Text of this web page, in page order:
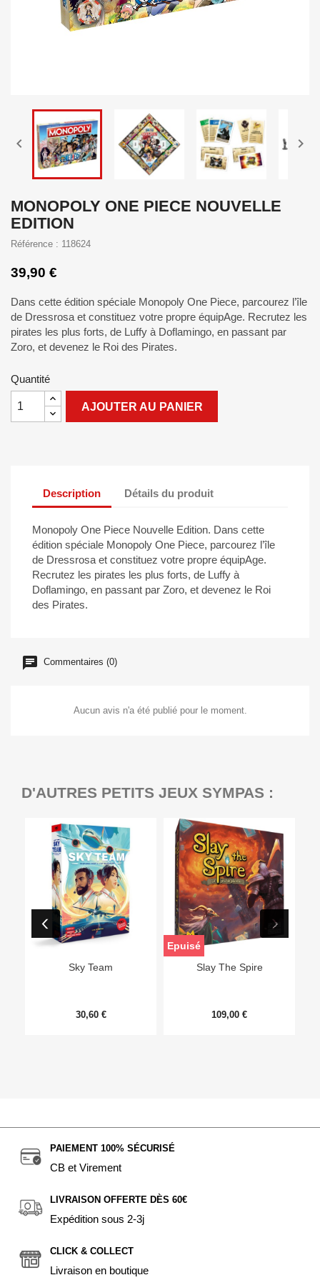
 
MONOPOLY ONE PIECE NOUVELLE
EDITION
Référence : 118624
39,90 €
Dans cette édition spéciale Monopoly One Piece, parcourez l’île
de Dressrosa et constituez votre propre équipAge. Recrutez les
pirates les plus forts, de Luffy à Doflamingo, en passant par
Zoro, et devenez le Roi des Pirates.
Quantité
AJOUTER AU PANIER
Description Détails du produit
Monopoly One Piece Nouvelle Edition. Dans cette
édition spéciale Monopoly One Piece, parcourez l’île
de Dressrosa et constituez votre propre équipAge.
Recrutez les pirates les plus forts, de Luffy à
Doflamingo, en passant par Zoro, et devenez le Roi
des Pirates.
Commentaires (0)
Aucun avis n'a été publié pour le moment.
D'AUTRES PETITS JEUX SYMPAS :
Sky Team
30,60 €
Slay The Spire
109,00 €
Epuisé
PAIEMENT 100% SÉCURISÉ
CB et Virement
LIVRAISON OFFERTE DÈS 60€
Expédition sous 2-3j
CLICK & COLLECT
Livraison en boutique